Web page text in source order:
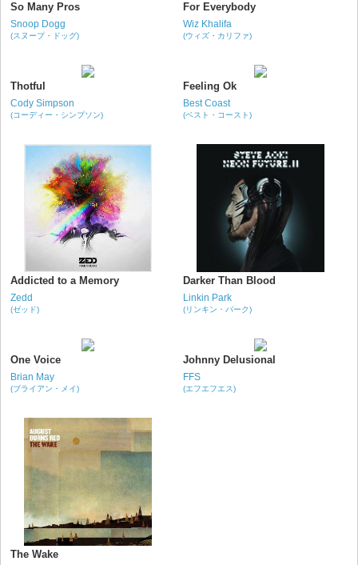
So Many Pros
Snoop Dogg
(スヌープ・ドッグ)
For Everybody
Wiz Khalifa
(ウィズ・カリファ)
Thotful
Cody Simpson
(コーディー・シンプソン)
Feeling Ok
Best Coast
(ベスト・コースト)
Addicted to a Memory
Zedd
(ゼッド)
Darker Than Blood
Linkin Park
(リンキン・パーク)
One Voice
Brian May
(ブライアン・メイ)
Johnny Delusional
FFS
(エフエフエス)
The Wake